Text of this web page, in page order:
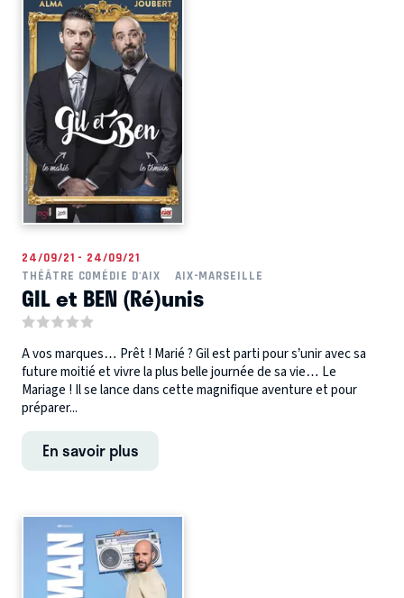
24/09/21 - 24/09/21
THÉÂTRE COMÉDIE D'AIX
AIX-MARSEILLE
GIL et BEN (Ré)unis
A vos marques… Prêt ! Marié ? Gil est parti pour s’unir avec sa
future moitié et vivre la plus belle journée de sa vie… Le
Mariage ! Il se lance dans cette magnifique aventure et pour
préparer...
En savoir plus